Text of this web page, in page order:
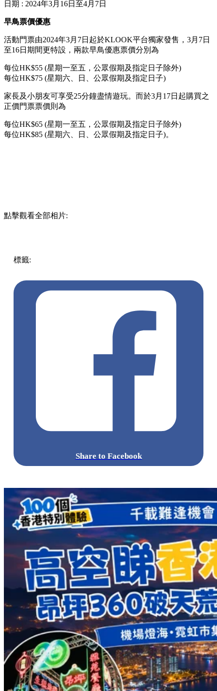
日期 : 2024年3月16日至4月7日
早鳥票價優惠
活動門票由2024年3月7日起於KLOOK平台獨家發售，3月7日
至16日期間更特設，兩款早鳥優惠票價分別為
每位HK$55 (星期一至五，公眾假期及指定日子除外)
每位HK$75 (星期六、日、公眾假期及指定日子)
家長及小朋友可享受25分鐘盡情遊玩。而於3月17日起購買之
正價門票票價則為
每位HK$65 (星期一至五，公眾假期及指定日子除外)
每位HK$85 (星期六、日、公眾假期及指定日子)。
點擊觀看全部相片:
標籤:
Share to Facebook